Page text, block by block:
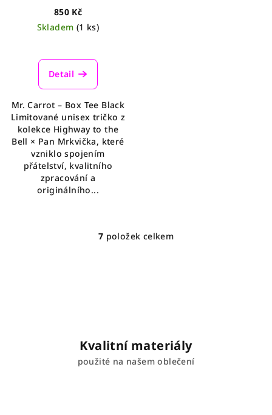
850 Kč
Skladem (1 ks)
Detail
Mr. Carrot – Box Tee Black
Limitované unisex tričko z
kolekce Highway to the
Bell × Pan Mrkvička, které
vzniklo spojením
přátelství, kvalitního
zpracování a
originálního...
O
í
p
r
7 položek celkem
Kvalitní materiály
použité na našem oblečení